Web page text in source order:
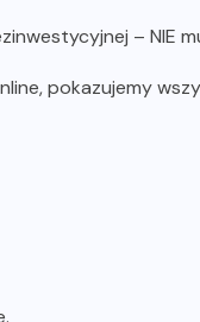
– NIE
pokazujemy